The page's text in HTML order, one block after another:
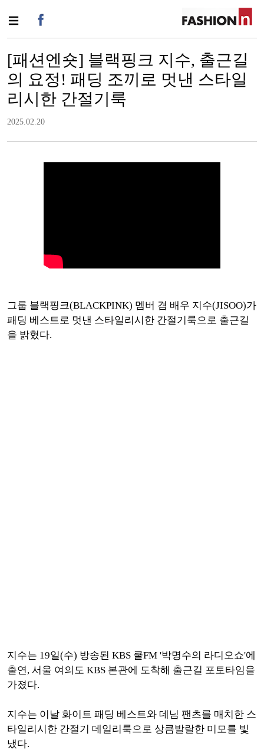
[패션엔숏] 블랙핑크 지수, 출근길
의 요정! 패딩 조끼로 멋낸 스타일
리시한 간절기룩
2025.02.20
그룹 블랙핑크(BLACKPINK) 멤버 겸 배우 지수(JISOO)가
패딩 베스트로 멋낸 스타일리시한 간절기룩으로 출근길
을 밝혔다.
지수는 19일(수) 방송된 KBS 쿨FM '박명수의 라디오쇼'에
출연, 서울 여의도 KBS 본관에 도착해 출근길 포토타임을
가졌다.
지수는 이날 화이트 패딩 베스트와 데님 팬츠를 매치한 스
타일리시한 간절기 데일리룩으로 상큼발랄한 미모를 빛
냈다.